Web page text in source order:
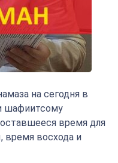
на сегодня в
шафиитсому
время для
восхода и